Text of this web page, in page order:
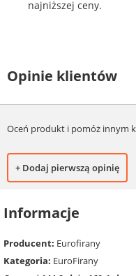
najniższej ceny.
Opinie klientów
Oceń produkt i pomóż innym
+ Dodaj pierwszą opinię
Informacje
Producent: Eurofirany
Kategoria: EuroFirany